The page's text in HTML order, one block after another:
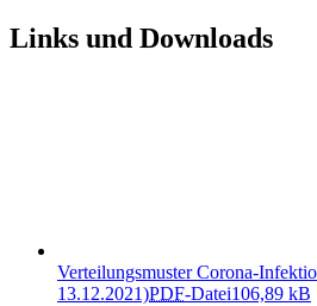
Links und Downloads
Verteilungsmuster Corona-
13.12.2021)PDF-Datei106,89 kB